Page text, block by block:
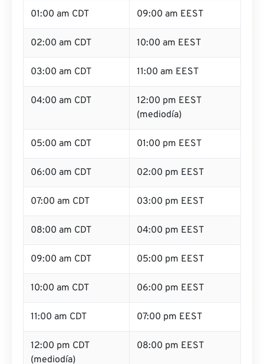
01:00 am CDT 09:00 am EEST
02:00 am CDT 10:00 am EEST
03:00 am CDT 11:00 am EEST
04:00 am CDT
12:00 pm EEST
(mediodía)
05:00 am CDT 01:00 pm EEST
06:00 am CDT 02:00 pm EEST
07:00 am CDT 03:00 pm EEST
08:00 am CDT 04:00 pm EEST
09:00 am CDT 05:00 pm EEST
10:00 am CDT 06:00 pm EEST
11:00 am CDT 07:00 pm EEST
12:00 pm CDT
(mediodía)
08:00 pm EEST